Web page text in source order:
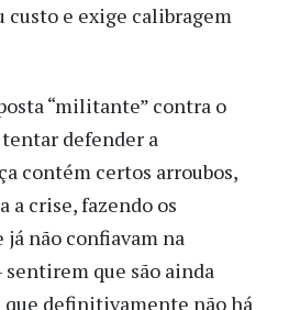
custo e exige calibragem
“militante” contra o
defender a
contém certos arroubos,
a crise, fazendo os
não confiavam na
que são ainda
que definitivamente não há